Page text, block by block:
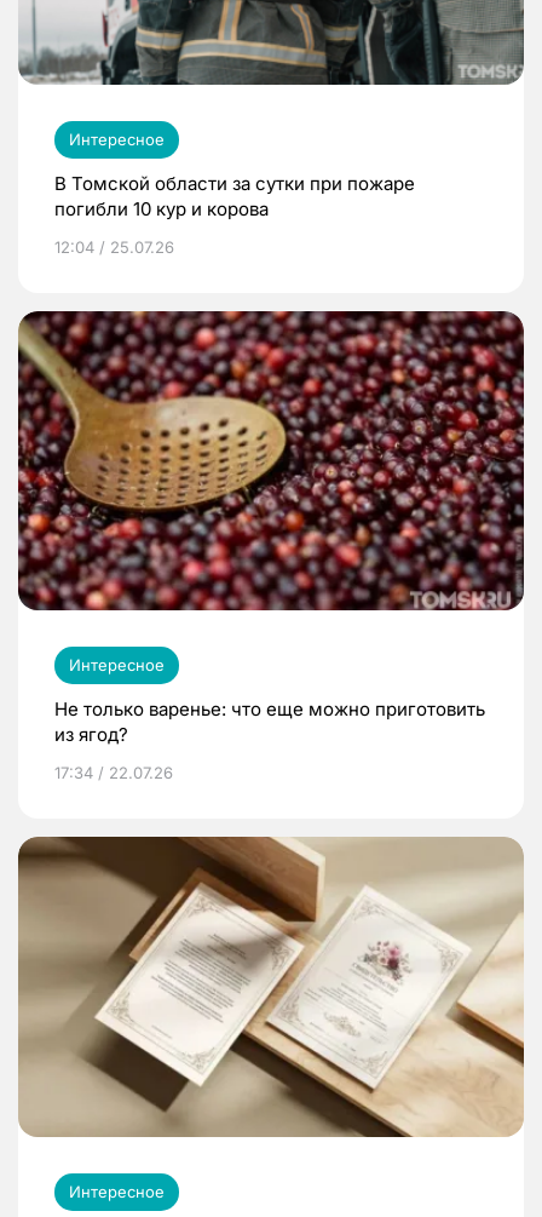
Интересное
В Томской области за сутки при пожаре
погибли 10 кур и корова
12:04 / 25.07.26
Интересное
Не только варенье: что еще можно приготовить
из ягод?
17:34 / 22.07.26
Интересное